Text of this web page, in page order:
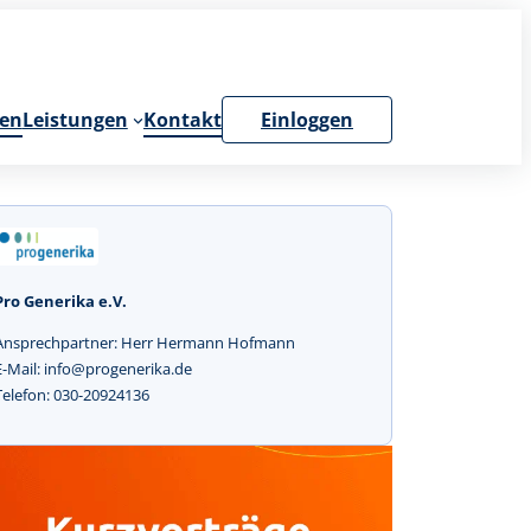
Leistungen Kontakt Einloggen
Generika e.V.
Herr Hermann Hofmann
Mail: info@progenerika.de
030-20924136